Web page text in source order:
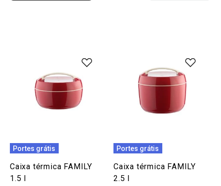
Portes grátis
Caixa térmica FAMILY
1.5 l
Portes grátis
Caixa térmica FAMILY
2.5 l